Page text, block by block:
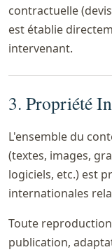
contractuelle
est établie
intervenant.
3. Propriété
L'ensemble du
(textes, images,
logiciels, etc.) est
internationales
Toute
publication,